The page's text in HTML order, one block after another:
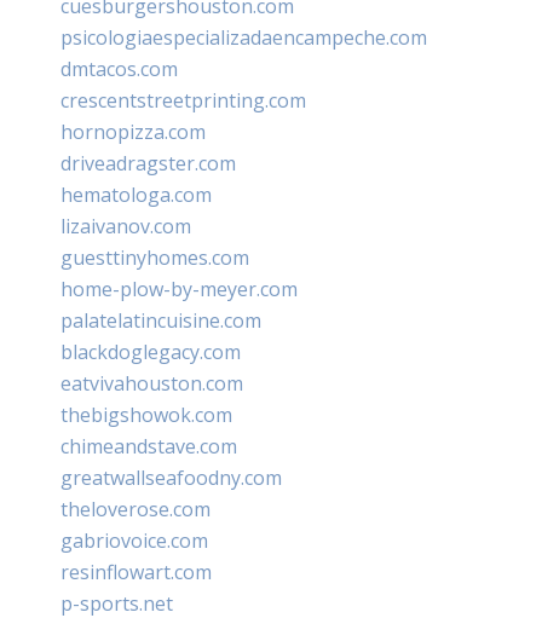
cuesburgershouston.com
psicologiaespecializadaencampeche.com
dmtacos.com
crescentstreetprinting.com
hornopizza.com
driveadragster.com
hematologa.com
lizaivanov.com
guesttinyhomes.com
home-plow-by-meyer.com
palatelatincuisine.com
blackdoglegacy.com
eatvivahouston.com
thebigshowok.com
chimeandstave.com
greatwallseafoodny.com
theloverose.com
gabriovoice.com
resinflowart.com
p-sports.net